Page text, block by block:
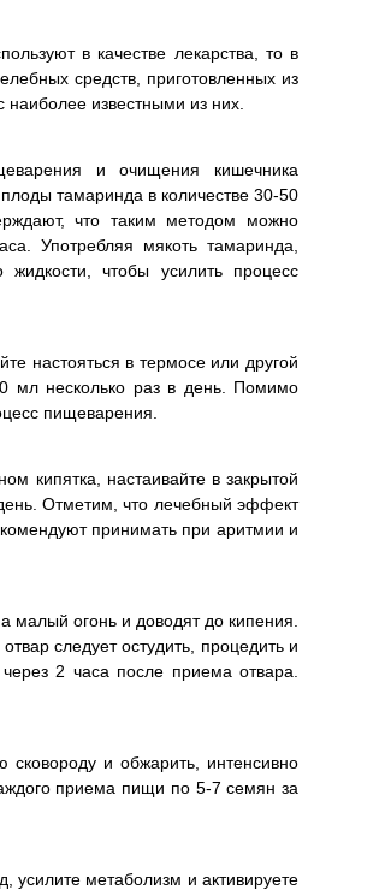
в качестве лекарства, то в
средств, приготовленных из
известными из них.
и очищения кишечника
тамаринда в количестве 30-50
что таким методом можно
Употребляя мякоть тамаринда,
жидкости, чтобы усилить процесс
настояться в термосе или другой
мл несколько раз в день. Помимо
пищеварения.
кипятка, настаивайте в закрытой
Отметим, что лечебный эффект
принимать при аритмии и
огонь и доводят до кипения.
следует остудить, процедить и
2 часа после приема отвара.
и обжарить, интенсивно
приема пищи по 5-7 семян за
усилите метаболизм и активируете